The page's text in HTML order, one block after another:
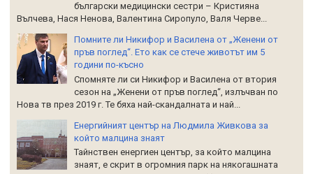
български медицински сестри – Кристияна
Вълчева, Нася Ненова, Валентина Сиропуло, Валя Черве...
Помните ли Никифор и Василена от „Женени от
пръв поглед“. Ето как се стече животът им 5
години по-късно
Спомняте ли си Никифор и Василена от втория
сезон на „Женени от пръв поглед“, излъчван по
Нова тв през 2019 г. Те бяха най-скандалната и най...
Енергийният център на Людмила Живкова за
който малцина знаят
Тайнствен енергиен център, за който малцина
знаят, е скрит в огромния парк на някогашната